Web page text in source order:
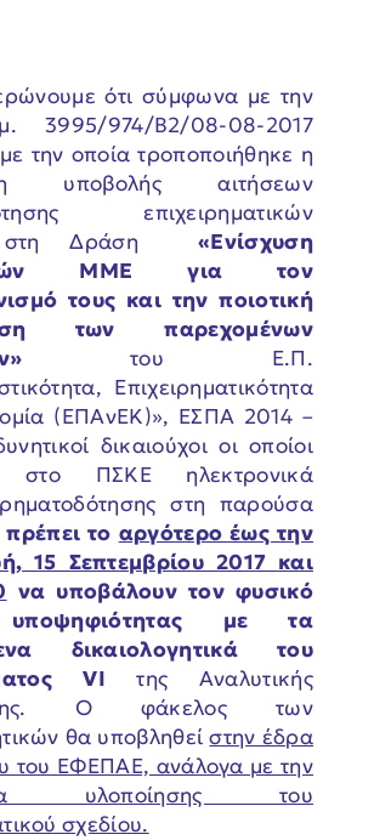
ότι σύμφωνα με την
3995/974/Β2/08-08-2017
την οποία τροποποιήθηκε η
υποβολής αιτήσεων
επιχειρηματικών
στη Δράση«Ενίσχυση
ΜΜΕ για τον
τους και την ποιοτική
των παρεχομένων
του Ε.Π.
Επιχειρηματικότητα
(ΕΠΑνΕΚ)», ΕΣΠΑ 2014 –
δικαιούχοι οι οποίοι
στο ΠΣΚΕ ηλεκτρονικά
στη παρούσα
το αργότερο έως την
15 Σεπτεμβρίου 2017 και
να υποβάλουν τον φυσικό
με τα
δικαιολογητικά του
VI της Αναλυτικής
Ο φάκελος των
θα υποβληθείστην έδρα
του ΕΦΕΠΑΕ, ανάλογα με την
υλοποίησης του
σχεδίου.